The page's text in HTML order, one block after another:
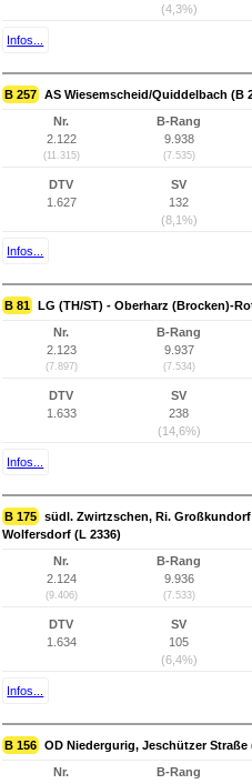
(4,3%)
Infos...
B 257 AS Wiesemscheid/Quiddelbach (B
Nr.
2.122
(11.315)
B-Rang
9.938
(7.535)
DTV
1.627
SV
132
(8,1%)
Infos...
B 81 LG (TH/ST) - Oberharz (Brocken)-
Nr.
2.123
(7.897)
B-Rang
9.937
(7.534)
DTV
1.633
SV
238
(14,6%)
Infos...
B 175 südl. Zwirtzschen, Ri.
Wolfersdorf (L 2336)
Nr.
2.124
(9.406)
B-Rang
9.936
(7.533)
DTV
1.634
SV
105
(6,4%)
Infos...
B 156 OD Niedergurig, Jeschützer Straße
Nr.
B-Rang